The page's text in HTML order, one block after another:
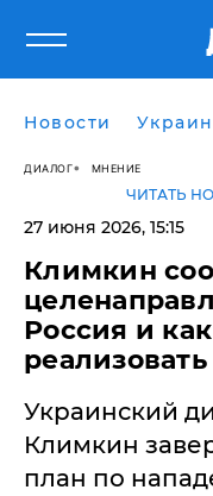
Новости
ДИАЛОГ МНЕНИЕ
ЧИТАТЬ
27 июня 2026, 15:15
Климкин
Россия и
Украинский
Климкин
план по